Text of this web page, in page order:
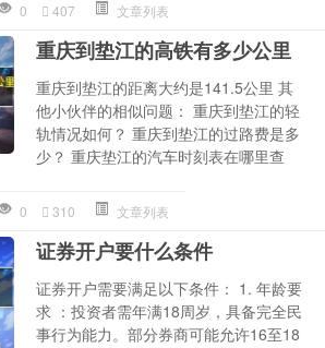
0 407 文章列表
重庆到垫江的高铁有多少公里
重庆到垫江的距离大约是141.5公里 其
他小伙伴的相似问题： 重庆到垫江的轻
轨情况如何？ 重庆到垫江的过路费是多
少？ 重庆垫江的汽车时刻表在哪里查
0 310 文章列表
证券开户要什么条件
证券开户需要满足以下条件： 1. 年龄要
求 ：投资者需年满18周岁，具备完全民
事行为能力。部分券商可能允许16至18